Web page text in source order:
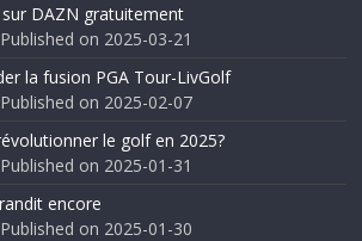
DAZN gratuitement
Published on 2025-03-21
la fusion PGA Tour-LivGolf
Published on 2025-02-07
le golf en 2025?
Published on 2025-01-31
encore
Published on 2025-01-30